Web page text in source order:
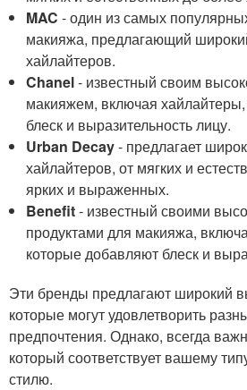
MAC - один из самых
макияжа, предлагающий
хайлайтеров.
Chanel- известный своим
макияжем, включая
блеск и выразительность лицу.
Urban Decay- предлагает
хайлайтеров, от мягких и
ярких и выраженных.
Benefit- известный своими
продуктами для макияжа,
которые добавляют блеск и
Эти бренды предлагают широкий
которые могут удовлетворить
предпочтения. Однако, всегда
который соответствует вашему
стилю.